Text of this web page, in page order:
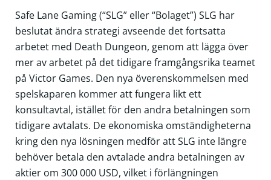
Safe Lane Gaming (“SLG” eller “Bolaget”) SLG har
beslutat ändra strategi avseende det fortsatta
arbetet med Death Dungeon, genom att lägga över
mer av arbetet på det tidigare framgångsrika teamet
på Victor Games. Den nya överenskommelsen med
spelskaparen kommer att fungera likt ett
konsultavtal, istället för den andra betalningen som
tidigare avtalats. De ekonomiska omständigheterna
kring den nya lösningen medför att SLG inte längre
behöver betala den avtalade andra betalningen av
aktier om 300 000 USD, vilket i förlängningen